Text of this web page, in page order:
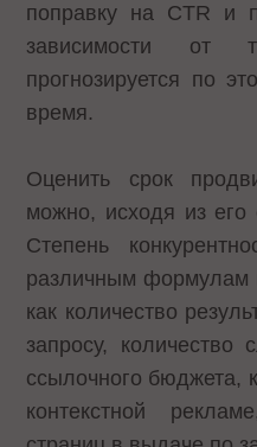
поправку на CTR и
зависимости от
прогнозируется по
время.
Оценить срок
можно, исходя из его
Степень
различным формулам
как количество
запросу, количество
ссылочного бюджета,
контекстной